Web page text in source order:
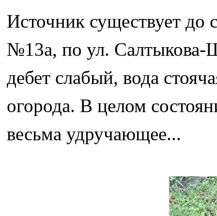
Источник существует до
№13а, по ул. Салтыкова-
дебет слабый, вода
огорода. В целом
весьма удручающее...